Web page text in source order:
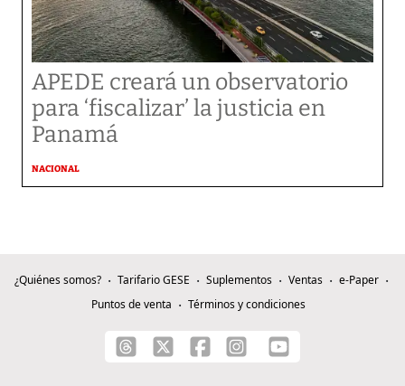
APEDE creará un observatorio
para ‘fiscalizar’ la justicia en
Panamá
NACIONAL
¿Quiénes somos? Tarifario GESE Suplementos Ventas
e-Paper
Puntos de venta
Términos y condiciones